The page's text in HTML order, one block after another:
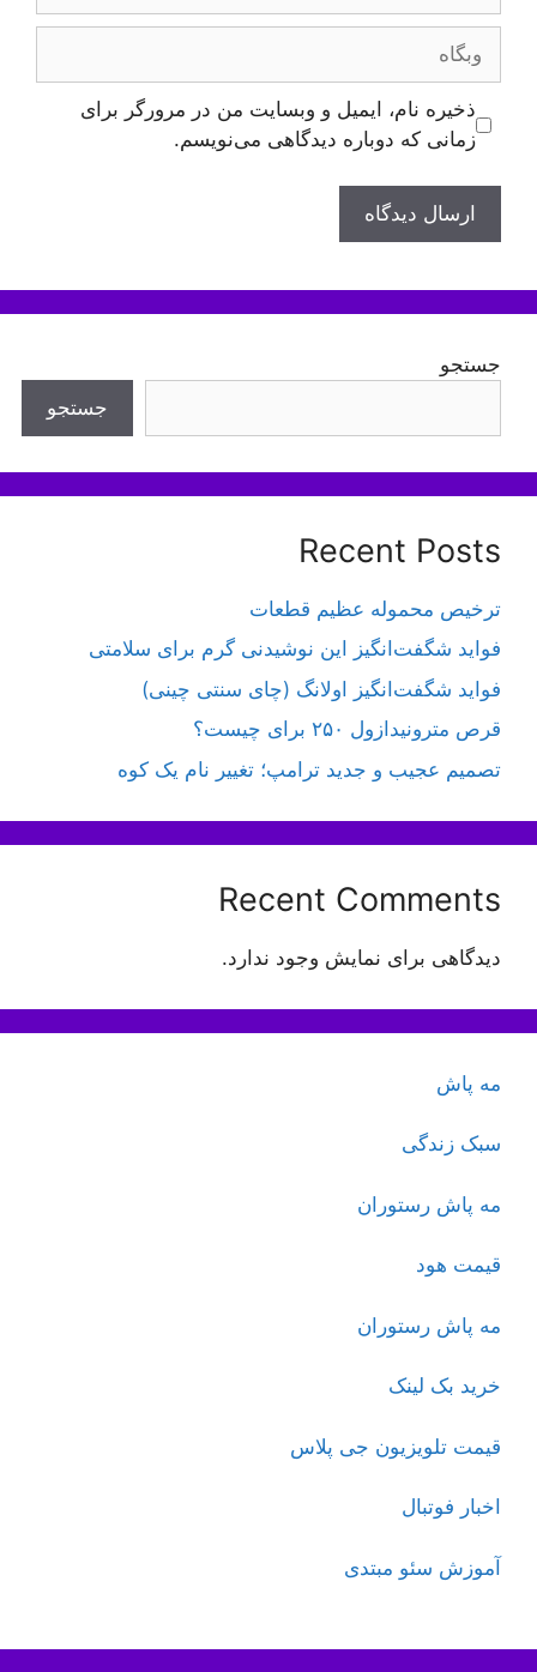
وبگاه
ذخیره نام، ایمیل و وبسایت من در مرورگر برای
زمانی که دوباره دیدگاهی می‌نویسم.
جستجو
جستجو
Recent Posts
ترخیص محموله عظیم قطعات
فواید شگفت‌انگیز این نوشیدنی گرم برای سلامتی
فواید شگفت‌انگیز اولانگ (چای سنتی چینی)
قرص مترونیدازول ۲۵۰ برای چیست؟
تصمیم عجیب و جدید ترامپ؛ تغییر نام یک کوه
Recent Comments
دیدگاهی برای نمایش وجود ندارد.
مه پاش
سبک زندگی
مه پاش رستوران
قیمت هود
مه پاش رستوران
خرید بک لینک
قیمت تلویزیون جی پلاس
اخبار فوتبال
آموزش سئو مبتدی